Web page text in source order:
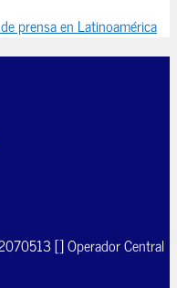
prensa en Latinoamérica
[] Operador Central